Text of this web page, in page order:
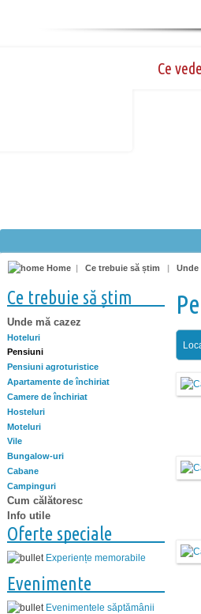
Ce
Home | Ce trebuie să știm | Unde
Ce trebuie să știm
Unde mă cazez
Hoteluri
Pensiuni
Pensiuni agroturistice
Apartamente de închiriat
Camere de închiriat
Hosteluri
Moteluri
Vile
Bungalow-uri
Cabane
Campinguri
Cum călătoresc
Info utile
Oferte speciale
Experiențe memorabile
Evenimente
Evenimentele săptămânii